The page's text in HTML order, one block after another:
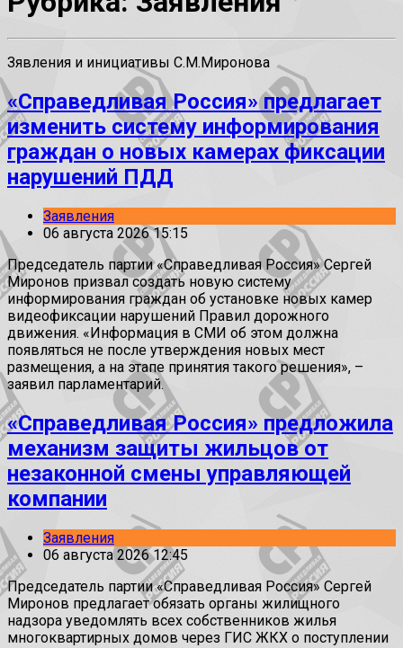
Зявления и инициативы С.М.Миронова
«Справедливая Россия» предлагает
изменить систему информирования
граждан о новых камерах фиксации
нарушений ПДД
Заявления
06 августа 2026 15:15
Председатель партии «Справедливая Россия» Сергей
Миронов призвал создать новую систему
информирования граждан об установке новых камер
видеофиксации нарушений Правил дорожного
движения. «Информация в СМИ об этом должна
появляться не после утверждения новых мест
размещения, а на этапе принятия такого решения», –
заявил парламентарий.
«Справедливая Россия» предложила
механизм защиты жильцов от
незаконной смены управляющей
компании
Заявления
06 августа 2026 12:45
Председатель партии «Справедливая Россия» Сергей
Миронов предлагает обязать органы жилищного
надзора уведомлять всех собственников жилья
многоквартирных домов через ГИС ЖКХ о поступлении